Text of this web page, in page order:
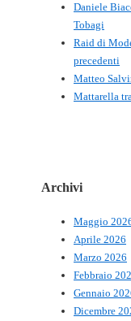
Daniele
Tobagi
Raid di
precedenti
Matteo
Mattarella
Archivi
Maggio
Aprile 2026
Marzo 2026
Febbraio
Gennaio
Dicembre